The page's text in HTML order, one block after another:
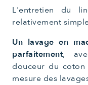
L'entretien du
relativement
Un lavage en
parfaitement,
douceur du
mesure des